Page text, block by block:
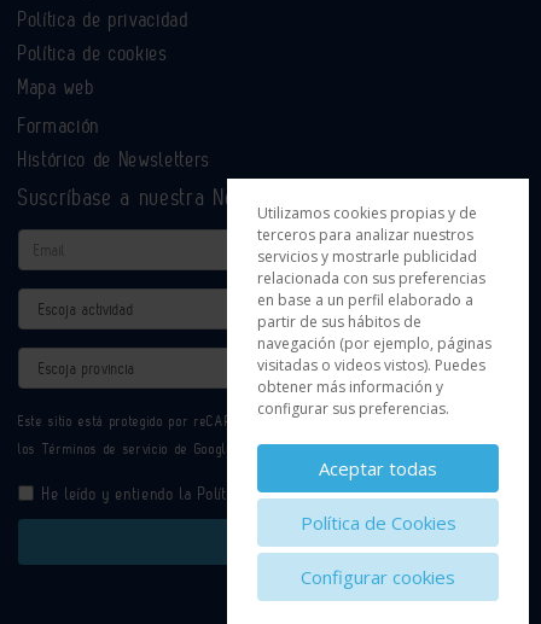
Política de privacidad
Política de cookies
Mapa web
Formación
Histórico de Newsletters
Suscríbase a nuestra Newsletter
Email
Actividad
Provincia
Este sitio está protegido por reCAPTCHA y se aplican la
los Términos de servicio de Google.
He leído y entiendo la Política de Privacidad
Enviar
Utilizamos cookies propias y de
terceros para analizar nuestros
servicios y mostrarle publicidad
relacionada con sus preferencias
en base a un perfil elaborado a
partir de sus hábitos de
navegación (por ejemplo, páginas
visitadas o videos vistos). Puedes
obtener más información y
configurar sus preferencias.
Aceptar todas
Política de Cookies
Configurar cookies